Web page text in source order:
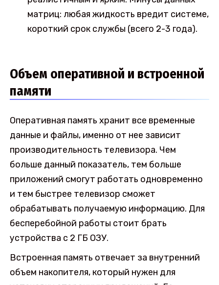
матриц: любая жидкость вредит системе,
короткий срок службы (всего 2-3 года).
Объем оперативной и встроенной
памяти
Оперативная память хранит все временные
данные и файлы, именно от нее зависит
производительность телевизора. Чем
больше данный показатель, тем больше
приложений смогут работать одновременно
и тем быстрее телевизор сможет
обрабатывать получаемую информацию. Для
бесперебойной работы стоит брать
устройства с 2 ГБ ОЗУ.
Встроенная память отвечает за внутренний
объем накопителя, который нужен для